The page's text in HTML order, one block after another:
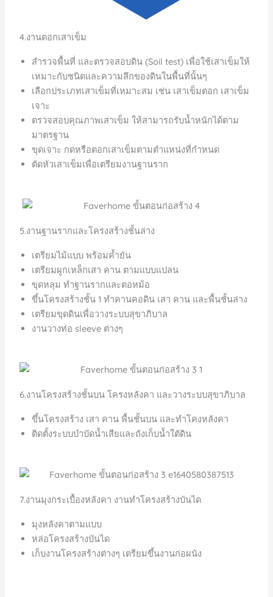
4.งานตอกเสาเข็ม
สำรวจพื้นที่ และตรวจสอบดิน (Soil test) เพื่อใช้เสาเข็มให้
เหมาะกับชนิดและความลึกของดินในพื้นที่นั้นๆ
เลือกประเภทเสาเข็มที่เหมาะสม เช่น เสาเข็มตอก เสาเข็ม
เจาะ
ตรวจสอบคุณภาพเสาเข็ม ให้สามารถรับน้ำหนักได้ตาม
มาตรฐาน
ขุดเจาะ กดหรือตอกเสาเข็มตามตำแหน่งที่กำหนด
ตัดหัวเสาเข็มเพื่อเตรียมงานฐานราก
5.งานฐานรากและโครงสร้างชั้นล่าง
เตรียมไม้แบบ พร้อมค้ำยัน
เตรียมผูกเหล็กเสา คาน ตามแบบแปลน
ขุดหลุม ทำฐานรากและตอหม้อ
ขึ้นโครงสร้างชั้น 1 ทำคานคอดิน เสา คาน และพื้นชั้นล่าง
เตรียมขุดดินเพื่อวางระบบสุขาภิบาล
งานวางท่อ sleeve ต่างๆ
6.งานโครงสร้างชั้นบน โครงหลังคา และวางระบบสุขาภิบาล
ขึ้นโครงสร้าง เสา คาน พื้นชั้นบน และทำโคงหลังคา
ติดตั้งระบบบำบัดน้ำเสียและถังเก็บน้ำใตัดิน
7.งานมุงกระเบื้องหลังคา งานทำโครงสร้างบันได
มุงหลังคาตามแบบ
หล่อโครงสร้างบันได
เก็บงานโครงสร้างต่างๆ เตรียมขึ้นงานก่อผนัง